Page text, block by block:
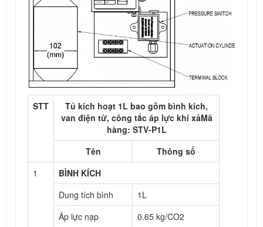
STT
Tủ kích hoạt 1L bao gồm bình kích,
van điện tử, công tắc áp lực khí xảMã
hàng: STV-P1L
Tên
Thông số
1
BÌNH KÍCH
Dung tích bình
1L
Áp lực nạp
0.65 kg/CO2